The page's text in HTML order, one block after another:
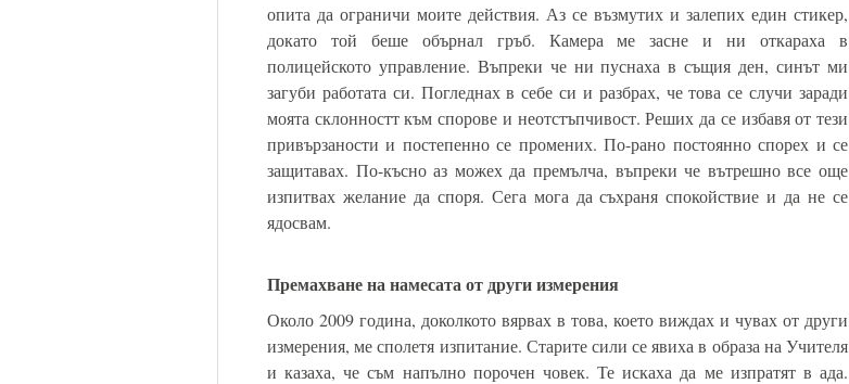
опита да ограничи моите действия. Аз се възмутих и залепих един стикер,
докато той беше обърнал гръб. Камера ме засне и ни откараха в
полицейското управление. Въпреки че ни пуснаха в същия ден, синът ми
загуби работата си. Погледнах в себе си и разбрах, че това се случи заради
моята склонностт към спорове и неотстъпчивост. Реших да се избавя от тези
привързаности и постепенно се промених. По-рано постоянно спорех и се
защитавах. По-късно аз можех да премълча, въпреки че вътрешно все още
изпитвах желание да споря. Сега мога да съхраня спокойствие и да не се
ядосвам.
Премахване на намесата от други измерения
Около 2009 година, доколкото вярвах в това, което виждах и чувах от други
измерения, ме сполетя изпитание. Старите сили се явиха в образа на Учителя
и казаха, че съм напълно порочен човек. Те искаха да ме изпратят в ада.